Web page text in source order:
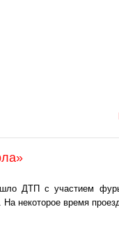
ДТП с участием
На некоторое время